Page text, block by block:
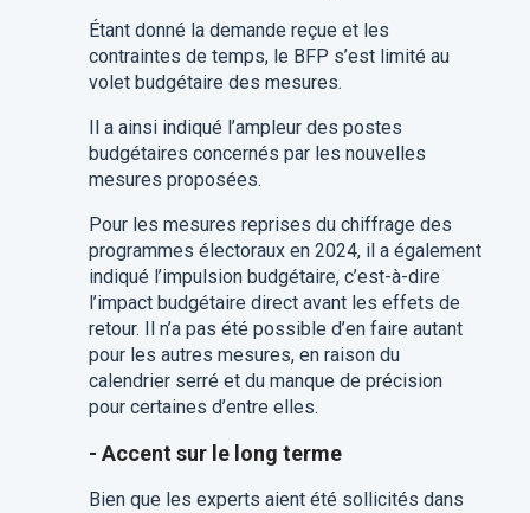
Étant donné la demande reçue et les
contraintes de temps, le BFP s’est limité au
volet budgétaire des mesures.
Il a ainsi indiqué l’ampleur des postes
budgétaires concernés par les nouvelles
mesures proposées.
Pour les mesures reprises du chiffrage des
programmes électoraux en 2024, il a également
indiqué l’impulsion budgétaire, c’est-à-dire
l’impact budgétaire direct avant les effets de
retour. Il n’a pas été possible d’en faire autant
pour les autres mesures, en raison du
calendrier serré et du manque de précision
pour certaines d’entre elles.
- Accent sur le long terme
Bien que les experts aient été sollicités dans